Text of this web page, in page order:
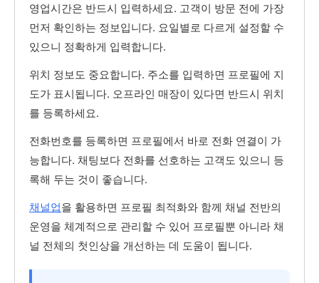
영업시간은 반드시 입력하세요. 고객이 방문 전에 가장
먼저 확인하는 정보입니다. 요일별로 다르게 설정할 수
있으니 정확하게 입력합니다.
위치 정보도 중요합니다. 주소를 입력하면 프로필에 지
도가 표시됩니다. 오프라인 매장이 있다면 반드시 위치
를 등록하세요.
전화번호를 등록하면 프로필에서 바로 전화 연결이 가
능합니다. 채팅보다 전화를 선호하는 고객도 있으니 등
록해 두는 것이 좋습니다.
채널업을 활용하면 프로필 최적화와 함께 채널 전반의
운영을 체계적으로 관리할 수 있어 프로필뿐 아니라 채
널 전체의 첫인상을 개선하는 데 도움이 됩니다.